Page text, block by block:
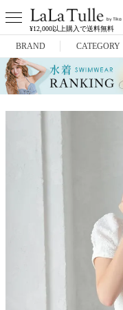
¥12,000以上購入で送料無料
BRAND
Anella
CATEGORY
ミニドレス
キャバヒール